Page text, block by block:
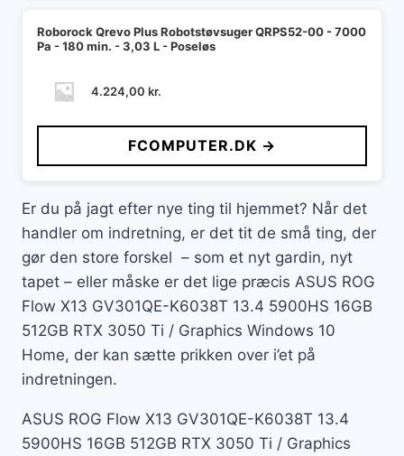
Roborock Qrevo Plus Robotstøvsuger QRPS52-00 - 7000
Pa - 180 min. - 3,03 L - Poseløs
4.224,00 kr.
FCOMPUTER.DK →
Er du på jagt efter nye ting til hjemmet? Når det
handler om indretning, er det tit de små ting, der
gør den store forskel – som et nyt gardin, nyt
tapet – eller måske er det lige præcis ASUS ROG
Flow X13 GV301QE-K6038T 13.4 5900HS 16GB
512GB RTX 3050 Ti / Graphics Windows 10
Home, der kan sætte prikken over i’et på
indretningen.
ASUS ROG Flow X13 GV301QE-K6038T 13.4
5900HS 16GB 512GB RTX 3050 Ti / Graphics